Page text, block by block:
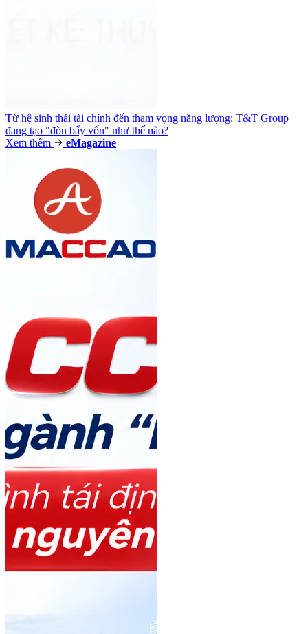
Từ hệ sinh thái tài chính đến tham vọng năng lượng: T&T Group
đang tạo "đòn bẩy vốn" như thế nào?
Xem thêm
eMagazine